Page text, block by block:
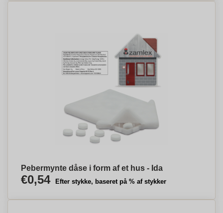
Pebermynte dåse i form af et hus - Ida
€0,54 Efter stykke, baseret på % af stykker